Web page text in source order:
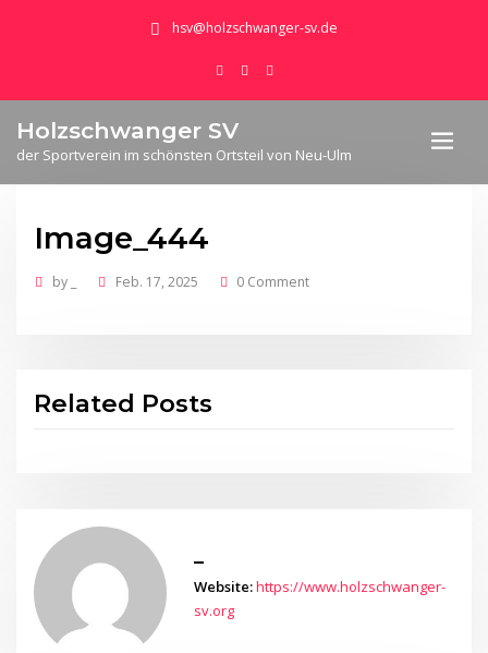
hsv@holzschwanger-sv.de
Holzschwanger SV
der Sportverein im schönsten Ortsteil von Neu-Ulm
Image_444
by Feb. 17, 2025 0 Comment
Related Posts
Website:https://www.holzschwanger-
sv.org